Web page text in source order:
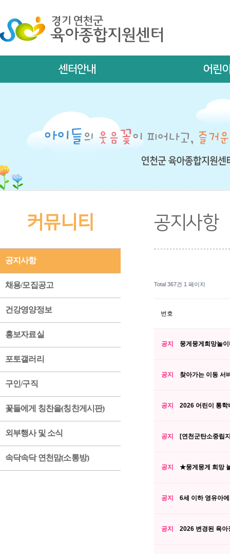
센터안내 어린
커뮤니티
공지사항
채용/모집공고
건강영양정보
홍보자료실
포토갤러리
구인/구직
꽃들에게 칭찬을(칭찬게시판)
외부행사 및 소식
속닥속닥 연천맘(소통방)
공지사항
Total 367건 1 페이지
번호
공지 뭉게뭉게희망놀
공지 찾아가는 이동 서
공지 2026 어린이 통
공지 [연천군탄소중립
공지 ★뭉게뭉게 희망
공지 6세 이하 영유아
공지 2026 변경된 육